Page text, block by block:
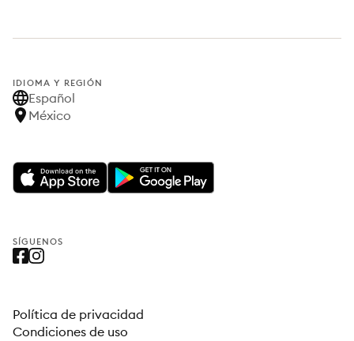
IDIOMA Y REGIÓN
Español
México
SÍGUENOS
Política de privacidad
Condiciones de uso